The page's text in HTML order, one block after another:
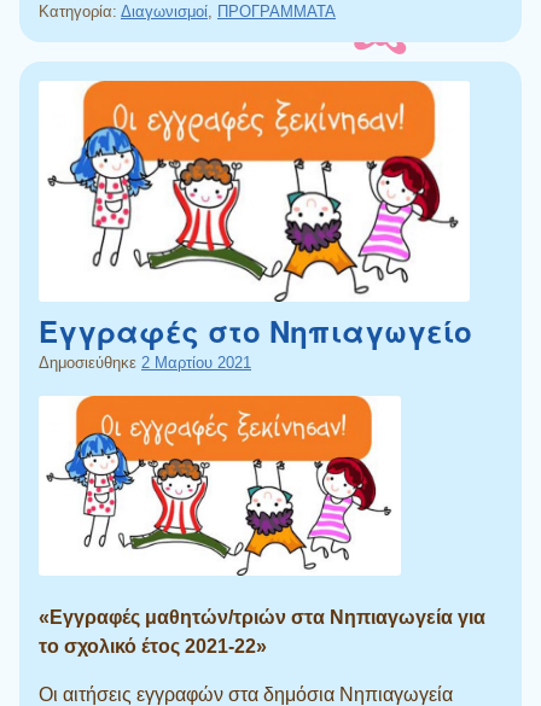
Κατηγορία: Διαγωνισμοί, ΠΡΟΓΡΑΜΜΑΤΑ
Εγγραφές στο Νηπιαγωγείο
Δημοσιεύθηκε 2 Μαρτίου 2021
«Εγγραφές μαθητών/τριών στα Νηπιαγωγεία για
το σχολικό έτος 2021-22»
Οι αιτήσεις εγγραφών στα δημόσια Νηπιαγωγεία